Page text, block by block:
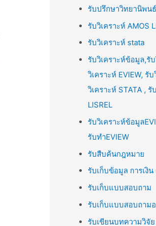
รับปรึกษาวิทยานิพนธ์
รับวิเคราะห์ AMOS
รับวิเคราะห์ stata
รับวิเคราะห์ข้อมูล,รั
วิเคราะห์ EVIEW, รั
วิเคราะห์ STATA ,
LISREL
รับวิเคราะห์ข้อมูล
รับทำEVIEW
รับสืบค้นกฎหมาย
รับเก็บข้อมูล การเงิ
รับเก็บแบบสอบถาม
รับเก็บแบบสอบถาม
รับเขียนบทความวิจัย